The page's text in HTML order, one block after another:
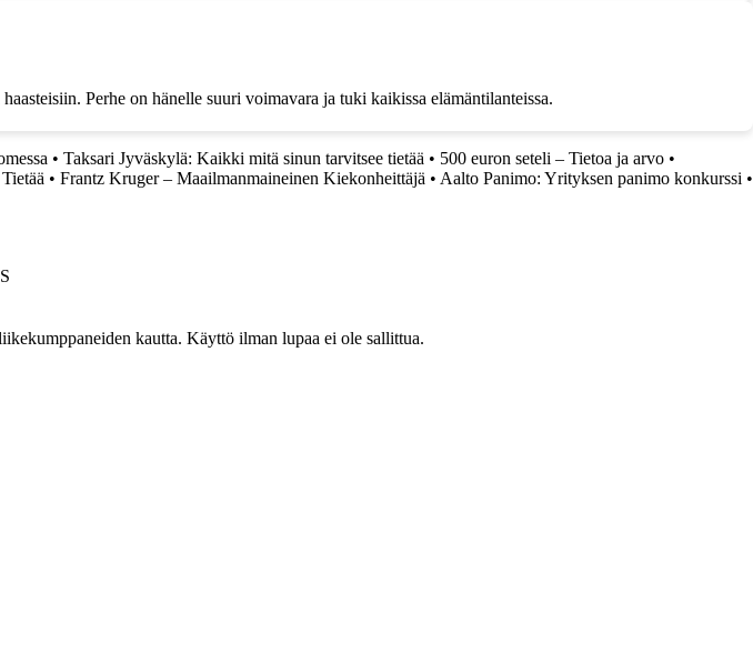
Perhe on hänelle suuri voimavara ja tuki kaikissa elämäntilanteissa.
• Taksari Jyväskylä: Kaikki mitä sinun tarvitsee tietää • 500 euron seteli – Tietoa ja arvo •
• Frantz Kruger – Maailmanmaineinen Kiekonheittäjä • Aalto Panimo: Yrityksen panimo konkurssi •
kautta. Käyttö ilman lupaa ei ole sallittua.